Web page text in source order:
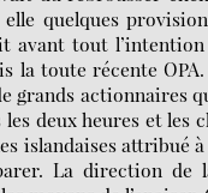
quelques
avant tout
la toute récente
grands actionnaires
deux heures et les
islandaises attribué
La direction